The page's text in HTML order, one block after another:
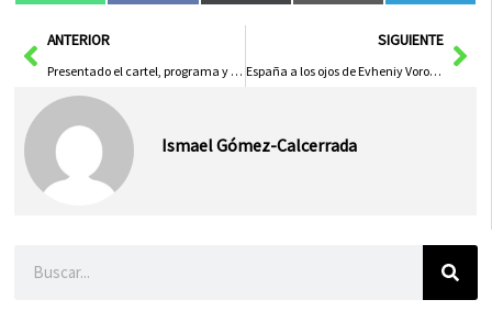
en
en
en
(Twitter) en
en
AntANTERIOR
Presentado el cartel, programa y libro-guía de la Semana Santa de Herencia 2013
SIGUIENTE
España a los ojos de Evheniy Vorobyov, georgiano afincado en Herencia
Ismael Gómez-Calcerrada